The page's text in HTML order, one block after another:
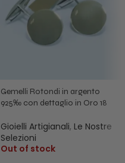
Gemelli Rotondi in argento
925‰ con dettaglio in Oro 18
Gioielli Artigianali, Le Nostre
Selezioni
Out of stock